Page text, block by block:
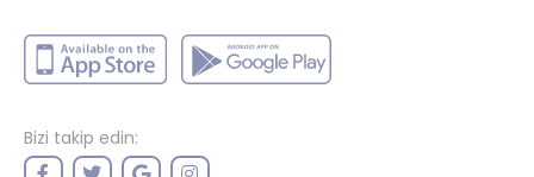
Bizi takip edin: